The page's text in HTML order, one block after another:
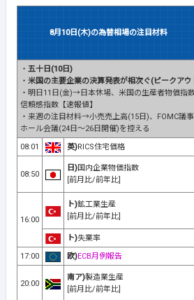
8月10日(木)の為替相場の注目材料
・ 五十日(10日)
・ 米国の主要企業の決算発表が相次ぐ(ピークアウ
・明日11日(金)→日本休場、米国の生産者物価指
信頼感指数【速報値】
・来週の注目材料→小売売上高(15日)、FOMC議
ホール会議(24日～26日開催)を控える
08:01
英)RICS住宅価格
08:50
日)国内企業物価指数
[前月比/前年比]
16:00
ト)鉱工業生産
[前月比/前年比]
ト)失業率
17:00
欧)ECB月例報告
20:00
南ア)製造業生産
[前月比/前年比]